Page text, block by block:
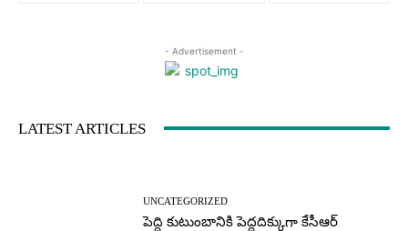
- Advertisement -
LATEST ARTICLES
UNCATEGORIZED
పెద్ది కుటుంబానికి పెద్దదిక్కుగా కేసీఆర్